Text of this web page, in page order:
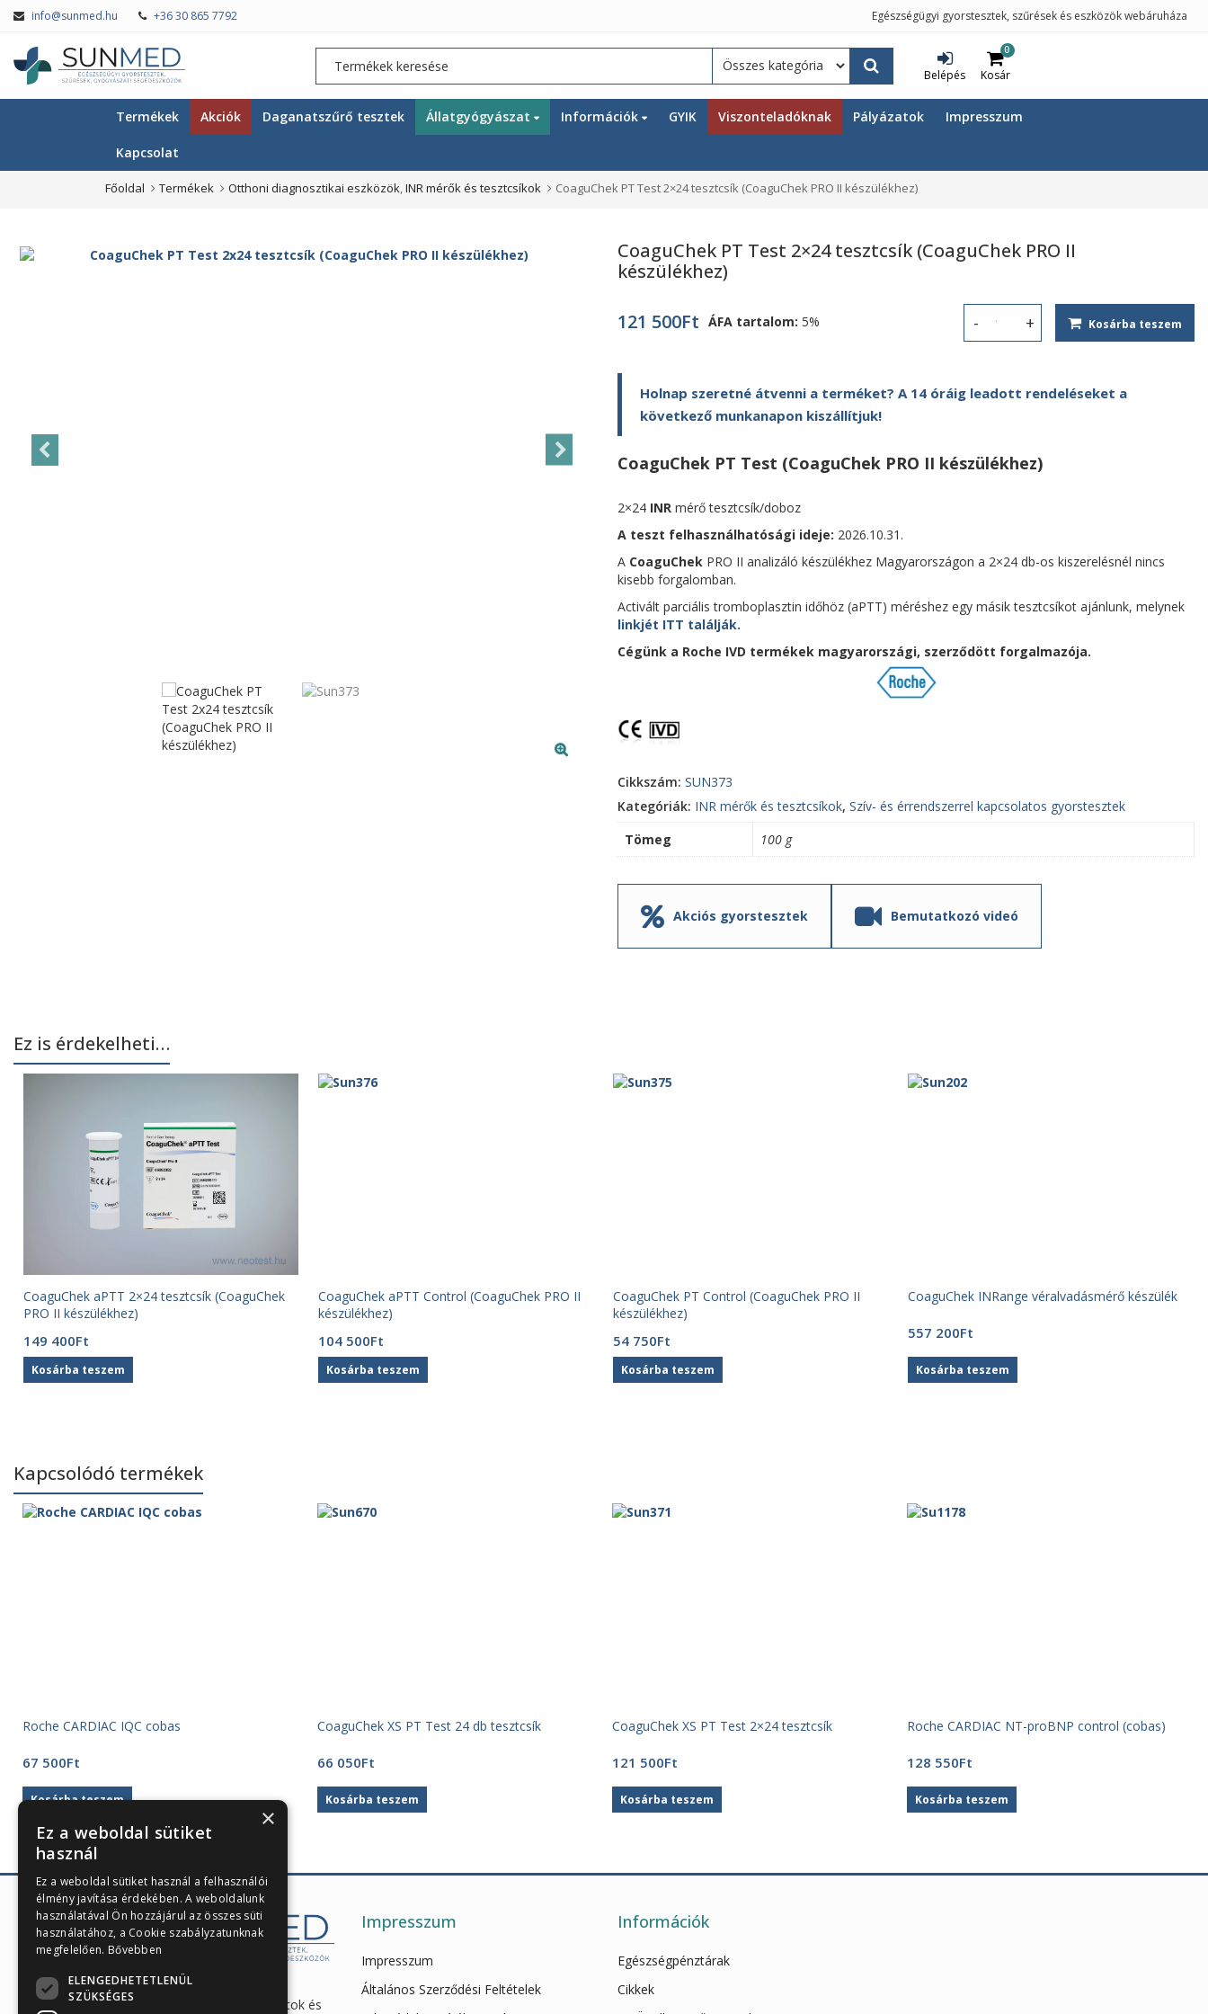
info@sunmed.hu +36 30 865 7792 Egészségügyi gyorstesztek, szűrések és eszközök webáruháza
Belépés
0
Kosár
Termékek Akciók Daganatszűrő tesztek Állatgyógyászat Információk GYIK Viszonteladóknak Pályázatok Impresszum
Kapcsolat
Főoldal Termékek Otthoni diagnosztikai eszközök,INR mérők és tesztcsíkok CoaguChek PT Test 2×24 tesztcsík (CoaguChek PRO II készülékhez)
CoaguChek PT Test 2×24 tesztcsík (CoaguChek PRO II
készülékhez)
121 500Ft ÁFA tartalom: 5% CoaguChek PT Test 2x24 tesztcsík
Kosárba teszem
Holnap szeretné átvenni a terméket? A 14 óráig leadott rendeléseket a
következő munkanapon kiszállítjuk!
CoaguChek PT Test (CoaguChek PRO II készülékhez)
2×24 INR mérő tesztcsík/doboz
A teszt felhasználhatósági ideje: 2026.10.31.
A CoaguChek PRO II analizáló készülékhez Magyarországon a 2×24 db-os kiszerelésnél nincs
kisebb forgalomban.
Activált parciális tromboplasztin időhöz (aPTT) méréshez egy másik tesztcsíkot ajánlunk, melynek
linkjét ITT találják.
Cégünk a Roche IVD termékek magyarországi, szerződött forgalmazója.
Cikkszám: SUN373
Kategóriák: INR mérők és tesztcsíkok, Szív- és érrendszerrel kapcsolatos gyorstesztek
Tömeg
100 g
Akciós gyorstesztek Bemutatkozó videó
Ez is érdekelheti…
CoaguChek aPTT 2×24 tesztcsík (CoaguChek
PRO II készülékhez)
149 400Ft
Kosárba teszem
CoaguChek aPTT Control (CoaguChek PRO II
készülékhez)
104 500Ft
Kosárba teszem
CoaguChek PT Control (CoaguChek PRO II
készülékhez)
54 750Ft
Kosárba teszem
CoaguChek INRange véralvadásmérő készülék
557 200Ft
Kosárba teszem
Kapcsolódó termékek
Roche CARDIAC IQC cobas
67 500Ft
Kosárba teszem
CoaguChek XS PT Test 24 db tesztcsík
66 050Ft
Kosárba teszem
CoaguChek XS PT Test 2×24 tesztcsík
121 500Ft
Kosárba teszem
Roche CARDIAC NT-proBNP control (cobas)
128 550Ft
Kosárba teszem
Enzimes béldaganatszűrés,
hasnyálmirigy funkciós vizsgálatok és
Impresszum
Impresszum
Általános Szerződési Feltételek
Információk
Egészségpénztárak
Cikkek
×
Ez a weboldal sütiket
használ
Ez a weboldal sütiket használ a felhasználói
élmény javítása érdekében. A weboldalunk
használatával Ön hozzájárul az összes süti
használatához, a Cookie szabályzatunknak
megfelelően. Bővebben
ELENGEDHETETLENÜL
SZÜKSÉGES